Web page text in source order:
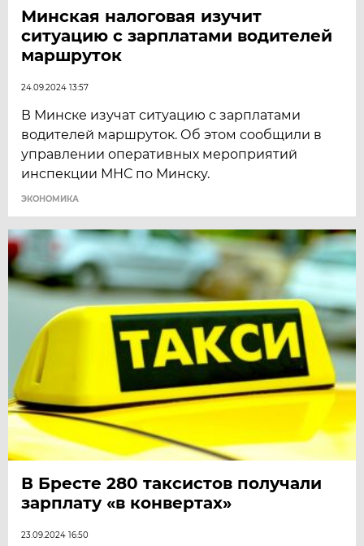
Минская налоговая изучит
ситуацию с зарплатами водителей
маршруток
24.09.2024 13:57
В Минске изучат ситуацию с зарплатами
водителей маршруток. Об этом сообщили в
управлении оперативных мероприятий
инспекции МНС по Минску.
ЭКОНОМИКА
В Бресте 280 таксистов получали
зарплату «в конвертах»
23.09.2024 16:50